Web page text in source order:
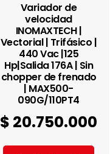
Variador de
velocidad
INOMAXTECH |
Vectorial | Trifásico |
440 Vac |125
Hp|Salida 176A | Sin
chopper de frenado
| MAX500-
090G/110PT4
$ 20.750.000